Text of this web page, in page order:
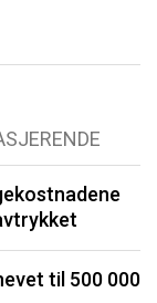
til 500 000